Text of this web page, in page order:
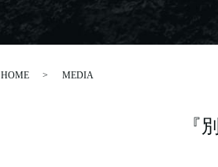
HOME MEDIA
『